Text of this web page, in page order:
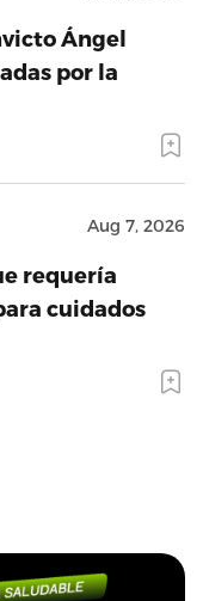
Ángel
por la
Aug 7, 2026
requería
cuidados